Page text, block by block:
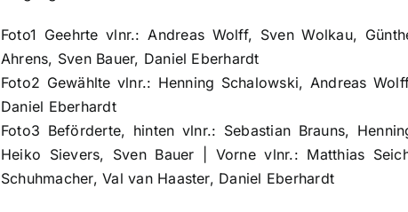
Foto1 Geehrte vlnr.: Andreas Wolff, Sven Wolkau,
Ahrens, Sven Bauer, Daniel Eberhardt
Foto2 Gewählte vlnr.: Henning Schalowski, Andreas
Daniel Eberhardt
Foto3 Beförderte, hinten vlnr.: Sebastian Brauns,
Heiko Sievers, Sven Bauer | Vorne vlnr.: Matthias
Schuhmacher, Val van Haaster, Daniel Eberhardt